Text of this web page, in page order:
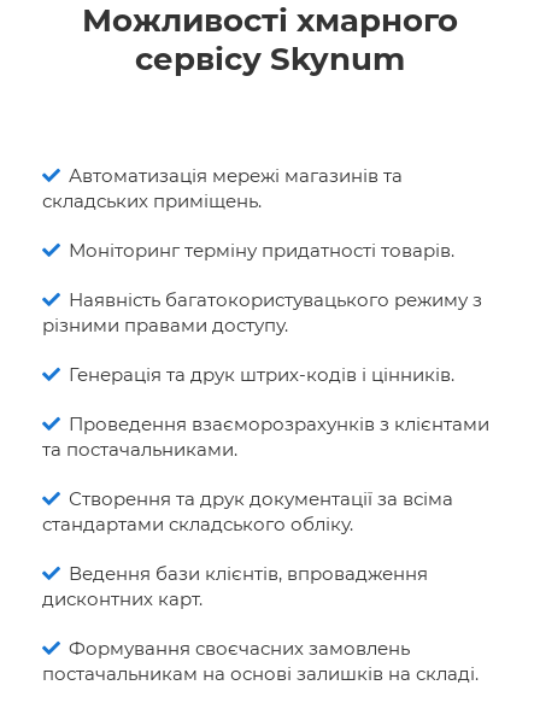
Можливості хмарного
сервісу Skynum
Автоматизація мережі магазинів та
складських приміщень.
Моніторинг терміну придатності товарів.
Наявність багатокористувацького режиму з
різними правами доступу.
Генерація та друк штрих-кодів і цінників.
Проведення взаєморозрахунків з клієнтами
та постачальниками.
Створення та друк документації за всіма
стандартами складського обліку.
Ведення бази клієнтів, впровадження
дисконтних карт.
Формування своєчасних замовлень
постачальникам на основі залишків на складі.